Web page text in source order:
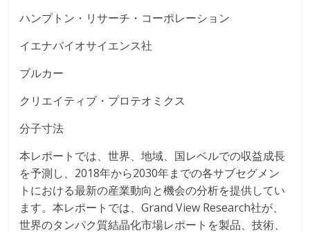
ハンプトン・リサーチ・コーポレーション
イエナバイオサイエンス社
ブルカー
クリエイティブ・プロテオミクス
分子寸法
本レポートでは、世界、地域、国レベルでの収益成長
を予測し、2018年から2030年までの各サブセグメン
トにおける最新の産業動向と機会の分析を提供してい
ます。本レポートでは、Grand View Research社が、
世界のタンパク質結晶化市場レポートを製品、技術、